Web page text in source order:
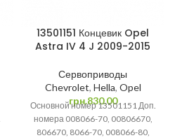
13501151 Концевик Opel
Astra IV 4 J 2009-2015
Сервоприводы
Chevrolet, Hella, Opel
грн.830.00
Основной номер 13501151 Доп.
номера 008066-70, 00806670,
806670, 8066-70, 008066-80,